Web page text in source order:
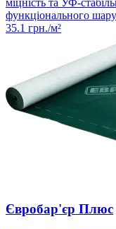
міцність та УФ-
функціонального
35.1 грн./м²
Євробар'єр Плюс